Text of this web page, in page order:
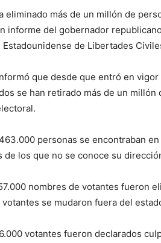
eliminado más de un millón de
informe del gobernador
Estadounidense de Libertades
que desde que entró en
se han retirado más de un
personas se encontraban
de los que no se conoce su
nombres de votantes fueron
votantes se mudaron fuera del
votantes fueron declarados